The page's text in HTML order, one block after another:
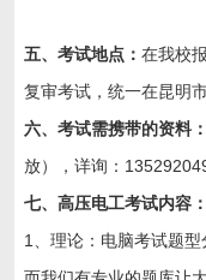
五、考试地点：在我校
复审考试，统一在昆明
六、考试需携带的资料
放），详询：
七、高压电工考试内容
1、理论：电脑考试题